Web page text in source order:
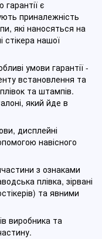
є
приналежність
які наносяться на
стікера нашої
умови гарантії -
встановлення та
та штампів.
який йде в
дисплейні
навісного
з ознаками
плівка, зірвані
та явними
виробника та